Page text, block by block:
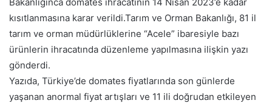
kısıtlanmasına karar verildi.Tarım ve Orman Bakanlığı, 81 il
tarım ve orman müdürlüklerine “Acele” ibaresiyle bazı
ürünlerin ihracatında düzenleme yapılmasına ilişkin yazı
gönderdi.
Yazıda, Türkiye’de domates fiyatlarında son günlerde
yaşanan anormal fiyat artışları ve 11 ili doğrudan etkileyen